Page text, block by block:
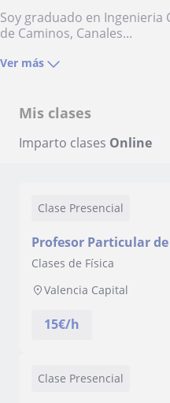
Soy graduado en Ingenieria
de Caminos, Canales...
Ver más
Mis clases
Imparto clases Online
Clase Presencial
Profesor Particular de
Clases de Física
Valencia Capital
15€/h
Clase Presencial